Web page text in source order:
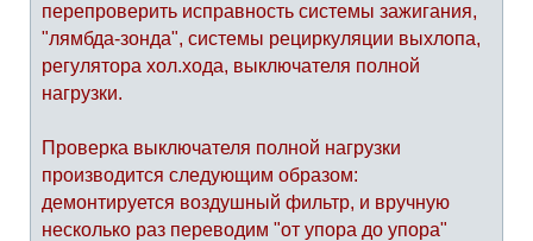
перепроверить исправность системы зажигания,
"лямбда-зонда", системы рециркуляции выхлопа,
регулятора хол.хода, выключателя полной
нагрузки.
Проверка выключателя полной нагрузки
производится следующим образом:
демонтируется воздушный фильтр, и вручную
несколько раз переводим "от упора до упора"